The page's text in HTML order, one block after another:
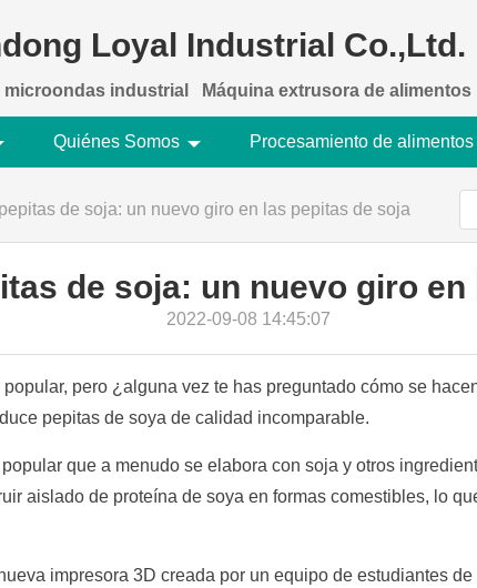
Loyal Industrial Co.,Ltd.
microondas industrial Máquina extrusora de alimentos
Quiénes Somos Procesamiento de alimentos
de soja: un nuevo giro en las pepitas de soja
de soja: un nuevo giro
2022-09-08 14:45:07
pero ¿alguna vez te has preguntado cómo se
pepitas de soya de calidad incomparable.
que a menudo se elabora con soja y otros
aislado de proteína de soya en formas comestibles, lo
impresora 3D creada por un equipo de estudiantes